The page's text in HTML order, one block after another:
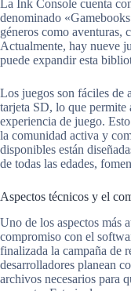
La Ink Console cuenta
denominado
géneros como aventuras,
Actualmente, hay nueve
puede expandir esta
Los juegos son fáciles de
tarjeta SD, lo que permite
experiencia de juego.
la comunidad activa y
disponibles están
de todas las edades,
Aspectos técnicos y el
Uno de los aspectos más
compromiso con el
finalizada la campaña de
desarrolladores planean
archivos necesarios para